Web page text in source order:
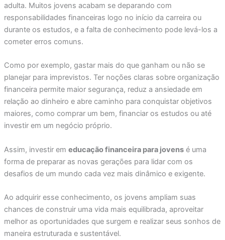
adulta. Muitos jovens acabam se deparando com
responsabilidades financeiras logo no início da carreira ou
durante os estudos, e a falta de conhecimento pode levá-los a
cometer erros comuns.
Como por exemplo, gastar mais do que ganham ou não se
planejar para imprevistos. Ter noções claras sobre organização
financeira permite maior segurança, reduz a ansiedade em
relação ao dinheiro e abre caminho para conquistar objetivos
maiores, como comprar um bem, financiar os estudos ou até
investir em um negócio próprio.
Assim, investir em educação financeira para jovensé uma
forma de preparar as novas gerações para lidar com os
desafios de um mundo cada vez mais dinâmico e exigente.
Ao adquirir esse conhecimento, os jovens ampliam suas
chances de construir uma vida mais equilibrada, aproveitar
melhor as oportunidades que surgem e realizar seus sonhos de
maneira estruturada e sustentável.